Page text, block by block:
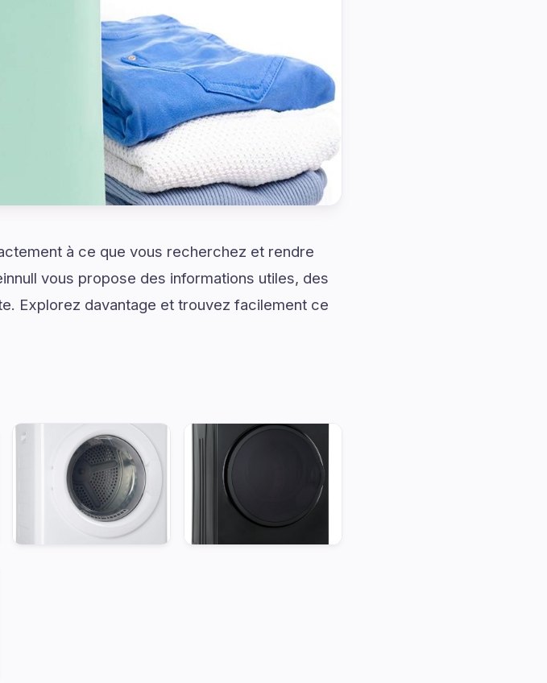
à ce que vous recherchez et rendre
vous propose des informations utiles, des
Explorez davantage et trouvez facilement ce